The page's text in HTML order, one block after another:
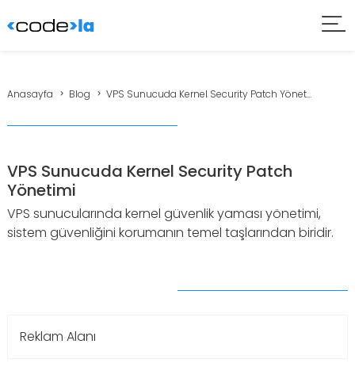
Anasayfa Blog VPS Sunucuda Kernel Security Patch Yönet...
VPS Sunucuda Kernel Security Patch
Yönetimi
VPS sunucularında kernel güvenlik yaması yönetimi,
sistem güvenliğini korumanın temel taşlarından biridir.
Reklam Alanı